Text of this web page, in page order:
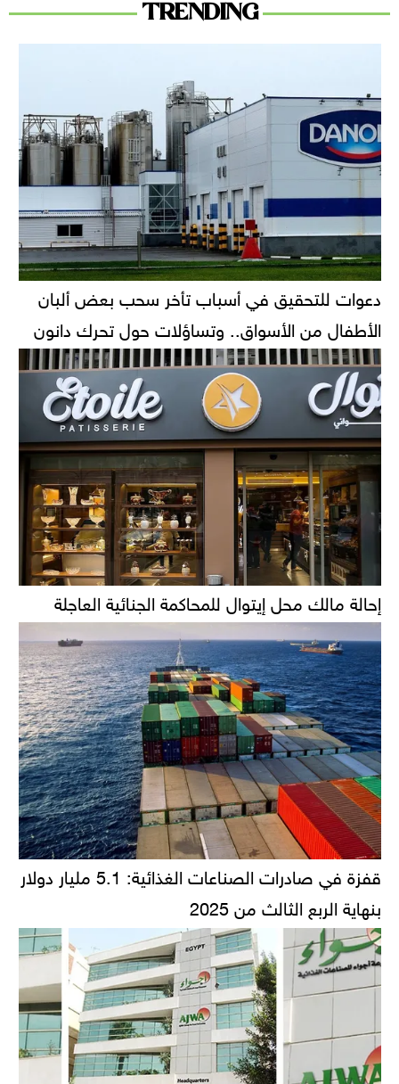
TRENDING
دعوات للتحقيق في أسباب تأخر سحب بعض ألبان
الأطفال من الأسواق.. وتساؤلات حول تحرك دانون
إحالة مالك محل إيتوال للمحاكمة الجنائية العاجلة
قفزة في صادرات الصناعات الغذائية: 5.1 مليار دولار
بنهاية الربع الثالث من 2025